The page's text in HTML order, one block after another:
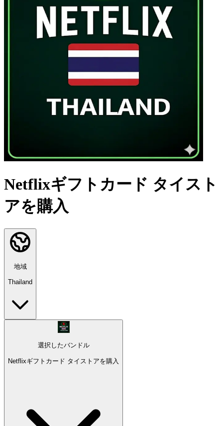
Netflixギフトカード タイスト
アを購入
地域
Thailand
選択したバンドル
Netflixギフトカード タイストアを購入